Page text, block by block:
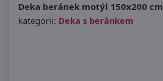
Deka beránek motýl 150x200 cm
kategorii: Deka s beránkem